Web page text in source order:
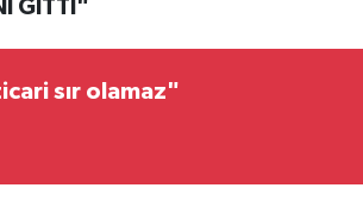
GİTTİ"
sır olamaz"